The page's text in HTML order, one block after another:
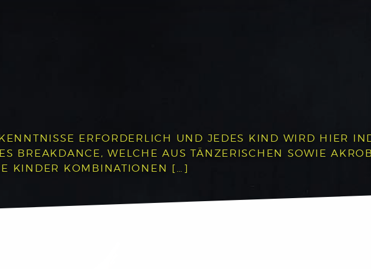
ERFORDERLICH UND JEDES KIND WIRD HIER
BREAKDANCE, WELCHE AUS TÄNZERISCHEN SOWIE
KINDER KOMBINATIONEN […]